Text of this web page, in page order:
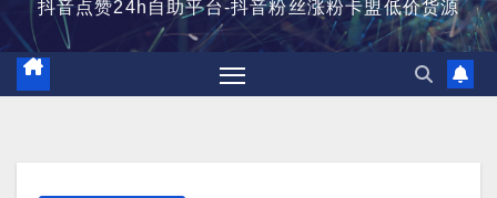
抖音点赞24h自助平台-抖音粉丝涨粉卡盟低价货源